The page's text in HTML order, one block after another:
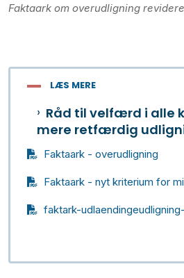
Faktaark om overudligning
LÆS MERE
Råd til velfærd i alle
mere retfærdig
Faktaark - overudligning
Faktaark - nyt kriterium for
faktark-